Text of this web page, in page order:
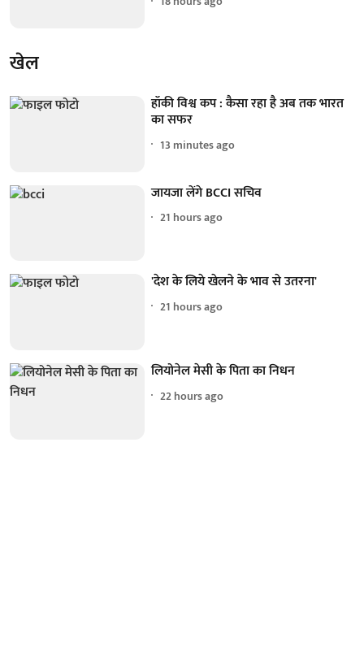
खेल
हॉकी विश्व कप : कैसा रहा है अब तक भारत
का सफर
13 minutes ago
जायजा लेंगे BCCI सचिव
21 hours ago
'देश के लिये खेलने के भाव से उतरना'
21 hours ago
लियोनेल मेसी के पिता का निधन
22 hours ago